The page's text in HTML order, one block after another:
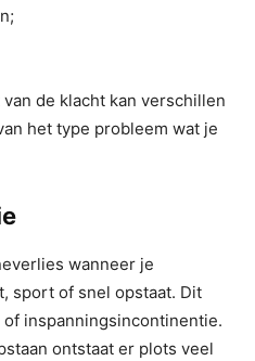
de klacht kan verschillen
het type probleem wat je
wanneer je
sport of snel opstaat. Dit
inspanningsincontinentie.
ontstaat er plots veel